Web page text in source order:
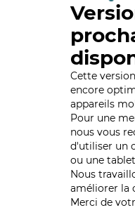
Cette
encore
appareils
Pour une
nous vous
d'utiliser un
ou une
Nous
améliorer la
Merci de